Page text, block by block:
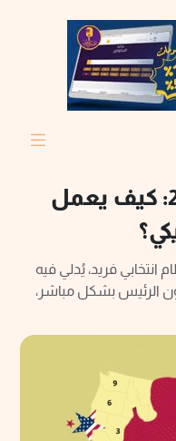
انتخابات الرئاسة 2024: كيف يعمل
انتخابي فريد، يُدلي فيه
الرئيس بشكل مباشر،